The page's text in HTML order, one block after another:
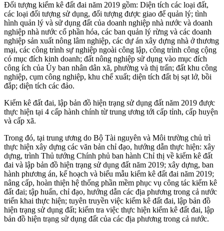
Đối tượng kiểm kê đất đai năm 2019 gồm: Diện tích các loại đất,
các loại đối tượng sử dụng, đối tượng được giao để quản lý; tình
hình quản lý và sử dụng đất của doanh nghiệp nhà nước và doanh
nghiệp nhà nước cổ phần hóa, các ban quản lý rừng và các doanh
nghiệp sản xuất nông lâm nghiệp, các dự án xây dựng nhà ở thương
mại, các công trình sự nghiệp ngoài công lập, công trình công cộng
có mục đích kinh doanh; đất nông nghiệp sử dụng vào mục đích
công ích của Ủy ban nhân dân xã, phường và thị trấn; đất khu công
nghiệp, cụm công nghiệp, khu chế xuất; diện tích đất bị sạt lở, bồi
đắp; diện tích các đảo.
Kiểm kê đất đai, lập bản đồ hiện trạng sử dụng đất năm 2019 được
thực hiện tại 4 cấp hành chính từ trung ương tới cấp tỉnh, cấp huyện
và cấp xã.
Trong đó, tại trung ương do Bộ Tài nguyên và Môi trường chủ trì
thực hiện xây dựng các văn bản chỉ đạo, hướng dẫn thực hiện: xây
dựng, trình Thủ tướng Chính phủ ban hành Chỉ thị về kiểm kê đất
đai và lập bản đồ hiện trạng sử dụng đất năm 2019; xây dựng, ban
hành phương án, kế hoạch và biểu mẫu kiểm kê đất đai năm 2019;
nâng cấp, hoàn thiện hệ thống phần mềm phục vụ công tác kiểm kê
đất đai; tập huấn, chỉ đạo, hướng dẫn các địa phương trong cả nước
triển khai thực hiện; tuyên truyền việc kiểm kê đất đai, lập bản đồ
hiện trạng sử dụng đất; kiểm tra việc thực hiện kiểm kê đất đai, lập
bản đồ hiện trạng sử dụng đất của các địa phương trong cả nước.